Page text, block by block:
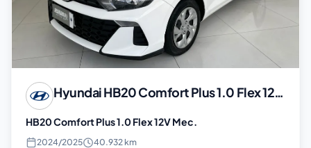
HyundaiHB20 Comfort Plus 1.0 Flex 12V Mec.
HB20 Comfort Plus 1.0 Flex 12V Mec.
2024/2025 40.932 km